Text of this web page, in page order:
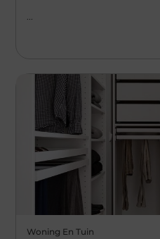
...
Woning En Tuin